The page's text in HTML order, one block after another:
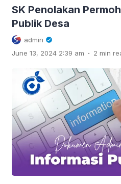
SK Penolakan
Publik Desa
admin
June 13, 2024 2:39 am . 2 min